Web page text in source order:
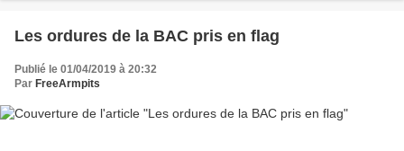
Les ordures de la BAC pris en flag
Publié le 01/04/2019 à 20:32
Par FreeArmpits